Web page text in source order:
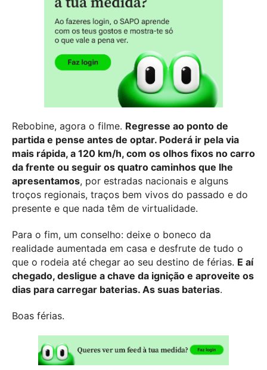
Rebobine, agora o filme. Regresse ao ponto de
partida e pense antes de optar. Poderá ir pela via
mais rápida, a 120 km/h, com os olhos fixos no carro
da frente ou seguir os quatro caminhos que lhe
apresentamos, por estradas nacionais e alguns
troços regionais, traços bem vivos do passado e do
presente e que nada têm de virtualidade.
Para o fim, um conselho: deixe o boneco da
realidade aumentada em casa e desfrute de tudo o
que o rodeia até chegar ao seu destino de férias. E aí
chegado, desligue a chave da ignição e aproveite os
dias para carregar baterias. As suas baterias.
Boas férias.